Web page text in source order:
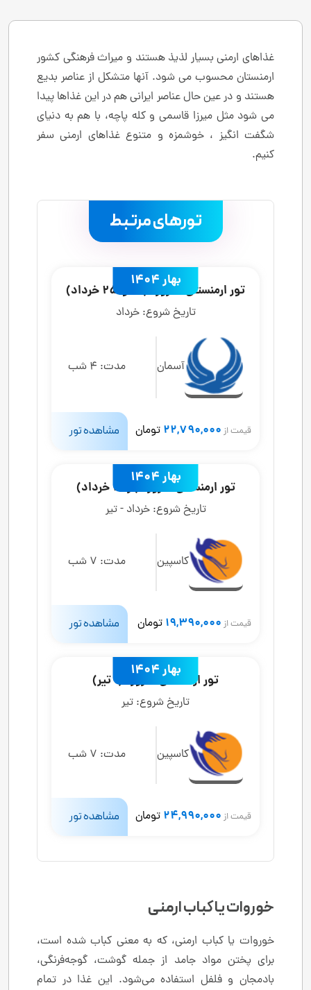
غذاهای ارمنی بسیار لذیذ هستند و میراث فرهنگی کشور
ارمنستان محسوب می شود. آنها متشکل از عناصر بدیع
هستند و در عین حال عناصر ایرانی هم در این غذاها پیدا
می شود مثل میرزا قاسمی و کله پاچه، با هم به دنیای
شگفت انگیز ، خوشمزه و متنوع غذاهای ارمنی سفر
کنیم.
تورهای مرتبط
بهار 1404تور ارمنستان 5 روزه (18 و 25 خرداد)
تاریخ شروع: خرداد
آسمان مدت: 4 شب
قیمت از 22,790,000 تومان مشاهده تور
بهار 1404تور ارمنستان 8 روزه (از 19 خرداد)
تاریخ شروع: خرداد - تیر
کاسپین مدت: 7 شب
قیمت از 19,390,000 تومان مشاهده تور
بهار 1404
تور ارمنستان 8 روزه (1 تیر)
تاریخ شروع: تیر
کاسپین مدت: 7 شب
قیمت از 24,990,000 تومان مشاهده تور
خوروات یا کباب ارمنی
خوروات یا کباب ارمنی، که به معنی کباب شده است،
برای پختن مواد جامد از جمله گوشت، گوجه‌فرنگی،
بادمجان و فلفل استفاده می‌شود. این غذا در تمام